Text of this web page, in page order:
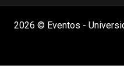
2026 © Eventos -